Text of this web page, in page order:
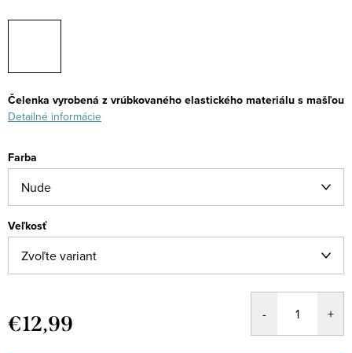
Čelenka vyrobená z vrúbkovaného elastického materiálu s mašľou
Detailné informácie
Farba
Veľkosť
€12,99